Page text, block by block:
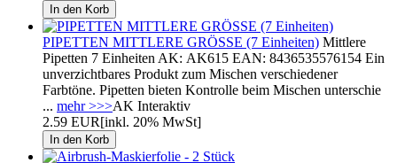
PIPETTEN MITTLERE GRÖSSE (7 Einheiten) Mittlere
Pipetten 7 Einheiten AK: AK615 EAN: 8436535576154 Ein
unverzichtbares Produkt zum Mischen verschiedener
Farbtöne. Pipetten bieten Kontrolle beim Mischen unterschie
... mehr >>>AK Interaktiv
2.59 EUR[inkl. 20% MwSt]